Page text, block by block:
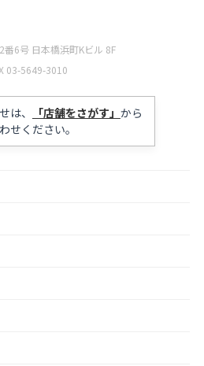
6号 日本橋浜町Kビル 8F
03-5649-3010
は、 「店舗をさがす」 から
せください。